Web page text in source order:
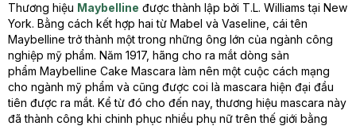
Thương hiệu Maybelline được thành lập bởi T.L. Williams tại New
York. Bằng cách kết hợp hai từ Mabel và Vaseline, cái tên
Maybelline trở thành một trong những ông lớn của ngành công
nghiệp mỹ phẩm. Năm 1917, hãng cho ra mắt dòng sản
phẩm Maybelline Cake Mascara làm nên một cuộc cách mạng
cho ngành mỹ phẩm và cũng được coi là mascara hiện đại đầu
tiên được ra mắt. Kể từ đó cho đến nay, thương hiệu mascara này
đã thành công khi chinh phục nhiều phụ nữ trên thế giới bằng